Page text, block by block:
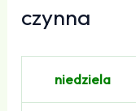
czynna
niedziela